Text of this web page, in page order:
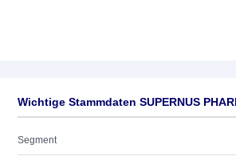
Wichtige Stammdaten SUPERNUS
Segment